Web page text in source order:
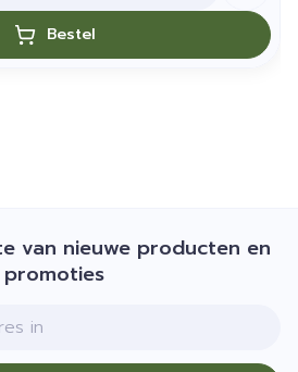
Bestel
van nieuwe producten en
promoties